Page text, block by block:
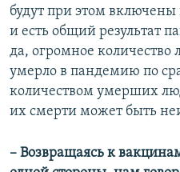
будут при этом включены
и есть общий результат
да, огромное количество
умерло в пандемию по
количеством умерших
их смерти может быть
– Возвращаясь к